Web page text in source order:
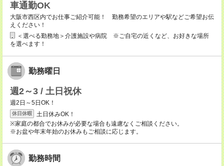
車通勤OK
大阪市西区内でお仕事ご紹介可能！ 勤務希望のエリアや駅などご希望お伝
えください！
＜選べる勤務地＞介護施設や病院 ※ご自宅の近くなど、お好きな場所
を選べます！
勤務曜日
週2～3 / 土日祝休
週2日～5日OK！
休日休暇
土日休みOK！
※家庭の都合でお休みが必要な場合も遠慮なくご相談ください。
※お盆や年末年始のお休みもご相談に応じます。
勤務時間